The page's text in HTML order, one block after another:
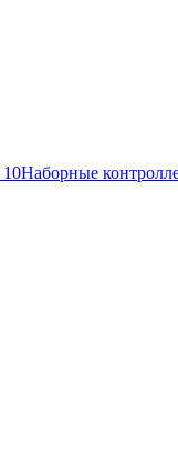
10Наборные